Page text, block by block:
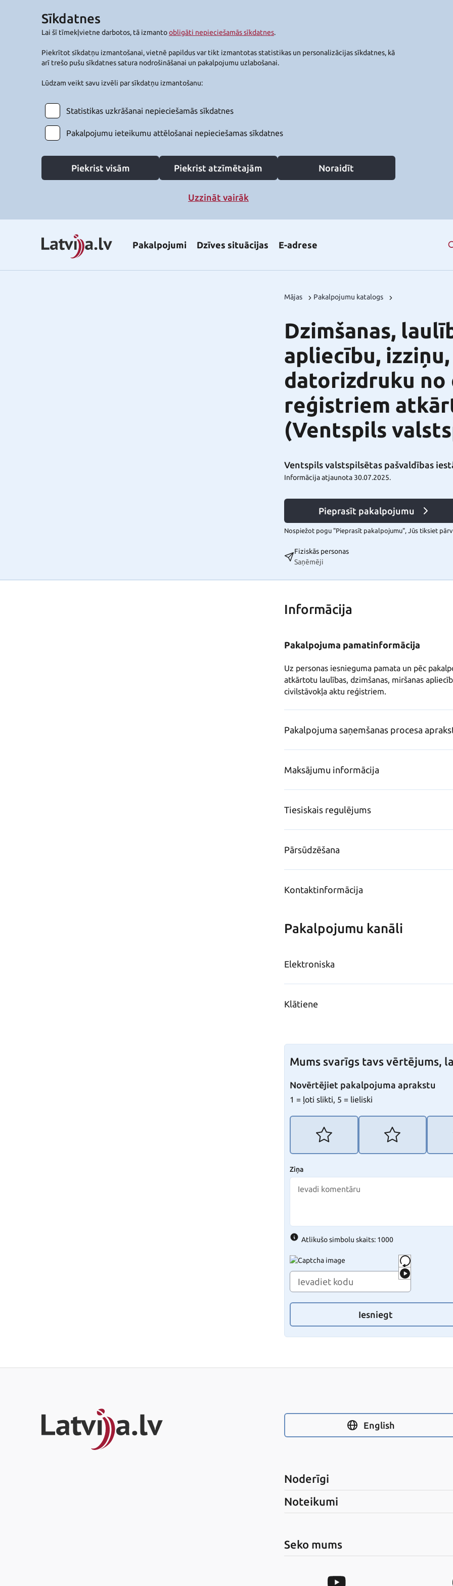
Sīkdatnes
Lai šī tīmekļvietne darbotos, tā izmantoobligāti nepieciešamās sīkdatnes.
Piekrītot sīkdatņu izmantošanai, vietnē papildus var tikt izmantotas statistikas un personalizācijas sīkdatnes, kā
arī trešo pušu sīkdatnes satura nodrošināšanai un pakalpojumu uzlabošanai.
Lūdzam veikt savu izvēli par sīkdatņu izmantošanu:
Statistikas uzkrāšanai nepieciešamās sīkdatnes
Pakalpojumu ieteikumu attēlošanai nepieciešamas sīkdatnes
Piekrist visām Piekrist atzīmētajām Noraidīt
Uzzināt vairāk
Pakalpojumi Dzīves situācijas E-adrese
Mājas Pakalpojumu katalogs
Dzimšanas,
apliecību,
datorizdruku
reģistriem
(Ventspils
Ventspils valstspilsētas pašvaldības
Informācija atjaunota 30.07.2025.
Pieprasīt pakalpojumu
Nospiežot pogu "Pieprasīt pakalpojumu", Jūs tiksiet
Fiziskās personas
Saņēmēji
Informācija
Pakalpojuma pamatinformācija
Uz personas iesnieguma pamata un pēc
atkārtotu laulības, dzimšanas, miršanas
civilstāvokļa aktu reģistriem.
Pakalpojuma saņemšanas procesa
Maksājumu informācija
Tiesiskais regulējums
Pārsūdzēšana
Kontaktinformācija
Pakalpojumu kanāli
Elektroniska
Klātiene
Mums svarīgs tavs vērtējums,
Novērtējiet pakalpojuma aprakstu
1 = ļoti slikti, 5 = lieliski
Ziņa
Atlikušo simbolu skaits: 1000
Iesniegt
English
Noderīgi
Noteikumi
Seko mums